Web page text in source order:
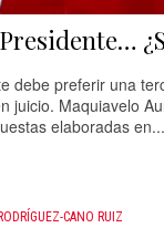
debe preferir una
juicio. Maquiavelo
elaboradas en...
CANO RUIZ